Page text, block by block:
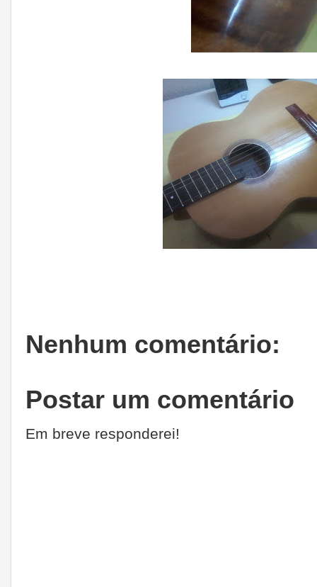
Nenhum comentário:
Postar um comentário
Em breve responderei!